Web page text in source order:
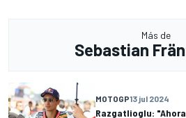
Más de
Sebastian
MOTOGP13 jul 2024
Razgatlioglu: